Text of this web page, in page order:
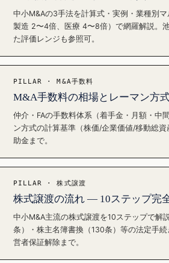
中小M&Aの3手法を計算式・実例・業種別マ
製造 2〜4倍、医療 4〜8倍）で網羅解説。
た評価レンジも参照可。
PILLAR · M&A手数料
M&A手数料の相場とレーマン方
仲介・FAの手数料体系（着手金・月額・中
ン方式の計算基準（株価/企業価値/移動総
助金まで。
PILLAR · 株式譲渡
株式譲渡の流れ — 10ステップ完
中小M&A主流の株式譲渡を10ステップで解
条）・株主名簿書換（130条）等の法定手
営者保証解除まで。